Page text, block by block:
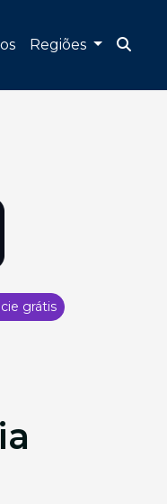
Regiões
grátis